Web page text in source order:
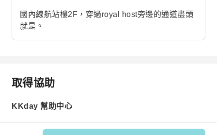
國內線航站樓2F，穿過royal host旁邊的通道盡頭
就是。
取得協助
KKday 幫助中心